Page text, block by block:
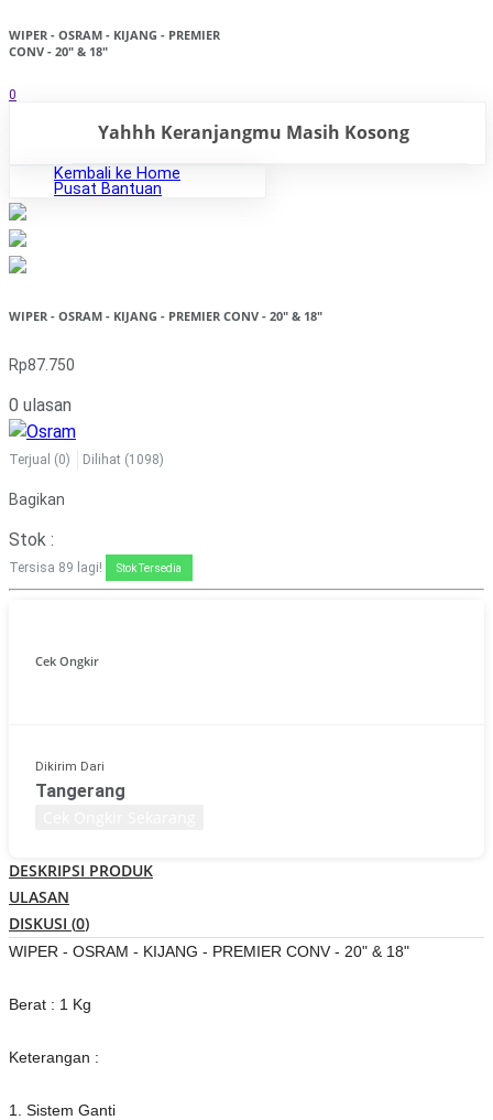
WIPER - OSRAM - KIJANG - PREMIER
CONV - 20" & 18"
0
Yahhh Keranjangmu Masih Kosong
Kembali ke Home
Pusat Bantuan
WIPER - OSRAM - KIJANG - PREMIER CONV - 20" & 18"
Rp87.750
0 ulasan
Terjual (0) Dilihat (1098)
Bagikan
Stok :
Tersisa 89 lagi! Stok Tersedia
Cek Ongkir
Dikirim Dari
Tangerang
DESKRIPSI PRODUK
ULASAN
DISKUSI (0)
WIPER - OSRAM - KIJANG - PREMIER CONV - 20" & 18"
Berat : 1 Kg
Keterangan :
1. Sistem Ganti